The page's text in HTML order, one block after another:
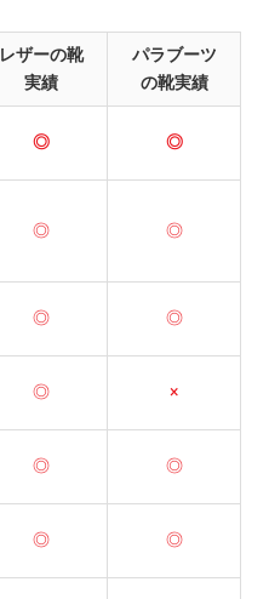
レザーの靴
実績
パラブーツ
の靴実績
◎ ◎
◎ ◎
◎ ◎
◎ ×
◎ ◎
◎ ◎